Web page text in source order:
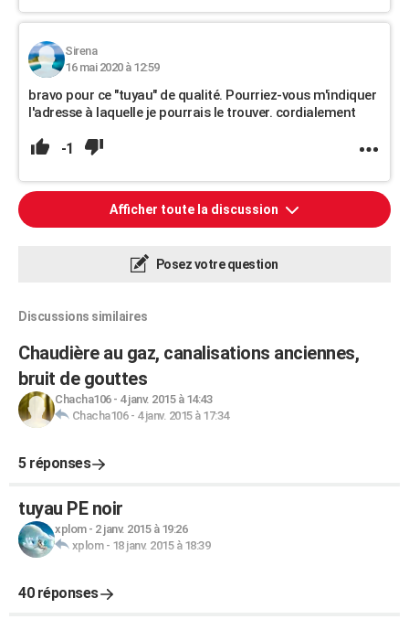
Sirena
16 mai 2020 à 12:59
bravo pour ce "tuyau" de qualité. Pourriez-vous m'indiquer
l'adresse à laquelle je pourrais le trouver. cordialement
-1
Afficher toute la discussion
Posez votre question
Discussions similaires
Chaudière au gaz, canalisations anciennes,
bruit de gouttes
Chacha106- 4 janv. 2015 à 14:43
Chacha106- 4 janv. 2015 à 17:34
5 réponses
tuyau PE noir
xplom- 2 janv. 2015 à 19:26
xplom- 18 janv. 2015 à 18:39
40 réponses